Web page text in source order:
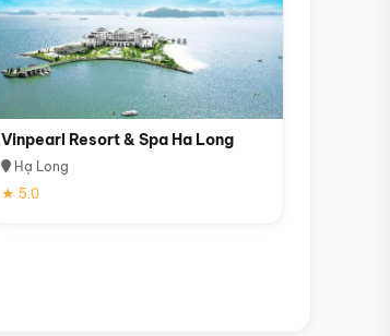
Vinpearl Resort & Spa Ha Long
Hạ Long
★ 5.0